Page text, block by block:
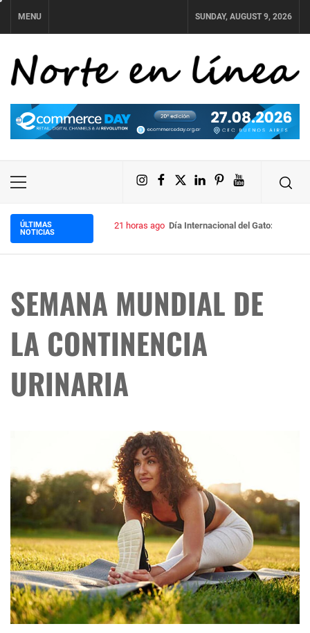
Skip
to
content
MENU SUNDAY, AUGUST 9, 2026
NORTE EN LÍNEA
Primary
Instagram
Facebook
X LinkedIn
PinterestYouTube
ÚLTIMAS
NOTICIAS
21 horas ago Día Internacional del Gato: cuánto
SEMANA MUNDIAL DE
LA CONTINENCIA
URINARIA